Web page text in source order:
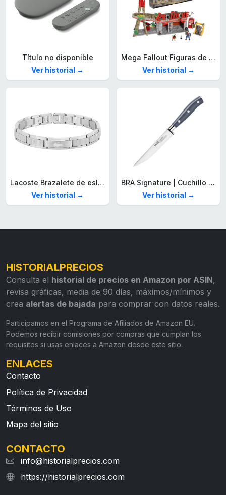
Título no disponible
Ver historial →
Mega Fallout Figuras de acción y Juguetes de construcción, Parada de Camiones Red Rocket con 824 Piezas, 2 Personajes articulados y Accesorios, para coleccionistas, HXT00
Ver historial →
Lacoste Brazalete de eslabón para Hombre Colección STENCIL de Acero inoxidable
Ver historial →
BRA Signature | Cuchillo tomatero 120 mm, Acero Inoxidable alemán forjado con Molibdeno Vanadio, Mango Remachado ABS, Diseño Ergonómico, Hoja 1,6 mm espesor
Ver historial →
HISTORIALPRECIOS
Consulta el historial de precios en Amazon por ASIN,
revisa gráficas, media de 90 días, máximos/mínimos y
crea alertas de bajada para comprar con datos reales.
Participamos en el Programa de Afiliados de Amazon EU.
Podemos recibir comisiones por compras que cumplan los
requisitos si usas enlaces a Amazon desde este sitio.
ENLACES
Contacto
Política de Privacidad
Términos de Uso
Mapa del sitio
CONTACTO
info@historialprecios.com
https://historialprecios.com